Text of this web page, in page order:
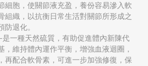
細胞，使關節液充盈，養份容易滲入軟
組織，以抗衡日常生活對關節所形成之
防退化。
一種天然硫質，有助促進體內新陳代
，維持體內運作平衡，增強血液迴圈，
再配合軟骨素，可進一步加強修復，保